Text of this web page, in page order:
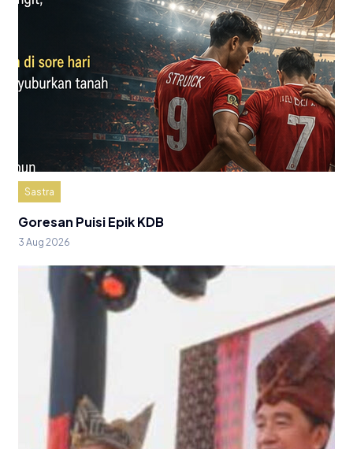
Sastra
Goresan Puisi Epik KDB
3 Aug 2026